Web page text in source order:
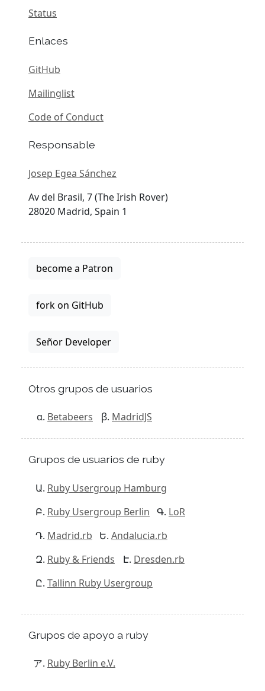
Status
Enlaces
GitHub
Mailinglist
Code of Conduct
Responsable
Josep Egea Sánchez
Av del Brasil, 7 (The Irish Rover)
28020 Madrid, Spain 1
become a Patron
fork on GitHub
Señor Developer
Otros grupos de usuarios
Betabeers MadridJS
Grupos de usuarios de ruby
Ruby Usergroup Hamburg
Ruby Usergroup Berlin
LoR
Madrid.rb
Andalucia.rb
Ruby & Friends
Dresden.rb
Tallinn Ruby Usergroup
Grupos de apoyo a ruby
Ruby Berlin e.V.